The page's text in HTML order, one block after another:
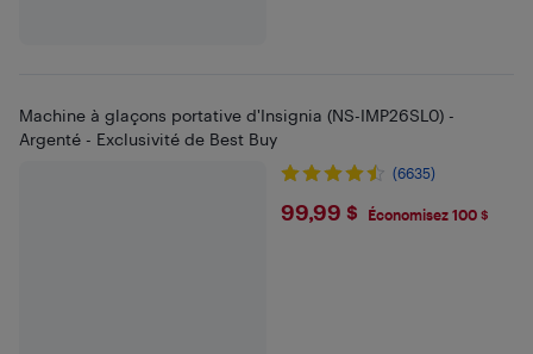
Machine à glaçons portative d'Insignia (NS-IMP26SL0) -
Argenté - Exclusivité de Best Buy
(6635)
$99.99
99,99 $ Économisez 100 $